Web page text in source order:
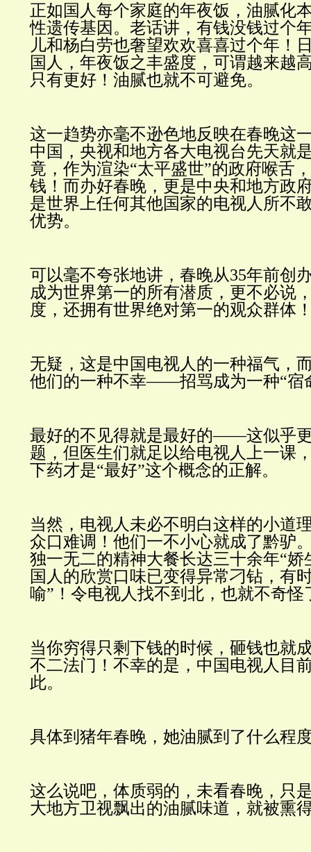
正如国人每个家庭的年夜饭，油腻化
性遗传基因。老话讲，有钱没钱过个
儿和杨白劳也奢望欢欢喜喜过个年！
国人，年夜饭之丰盛度，可谓越来
只有更好！油腻也就不可避免。
这一趋势亦毫不逊色地反映在春晚这
中国，央视和地方各大电视台先天就
竟，作为渲染“太平盛世”的政府喉舌
钱！而办好春晚，更是中央和地方政
是世界上任何其他国家的电视人所不
优势。
可以毫不夸张地讲，春晚从35年前创
成为世界第一的所有潜质，更不必说
度，还拥有世界绝对第一的观众群体
无疑，这是中国电视人的一种福气，
他们的一种不幸——招骂成为一种“宿
最好的不见得就是最好的——这似乎
题，但医生们就足以给电视人上一课
下药才是“最好”这个概念的正解。
当然，电视人未必不明白这样的小道
众口难调！他们一不小心就成了黔驴
独一无二的精神大餐长达三十余年“娇
国人的欣赏口味已变得异常刁钻，有
喻”！令电视人找不到北，也就不奇怪
当你穷得只剩下钱的时候，砸钱也就
不二法门！不幸的是，中国电视人目
此。
具体到猪年春晚，她油腻到了什么程
这么说吧，体质弱的，未看春晚，只
大地方卫视飘出的油腻味道，就被熏